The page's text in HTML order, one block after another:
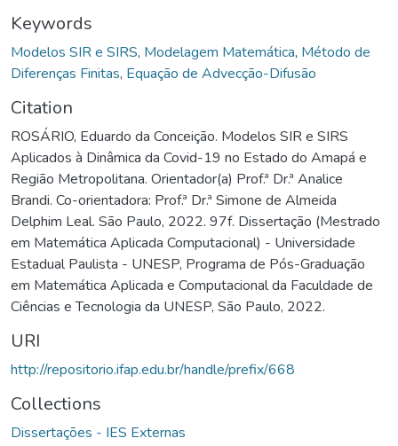
Keywords
Modelos SIR e SIRS, Modelagem Matemática, Método de
Diferenças Finitas, Equação de Advecção-Difusão
Citation
ROSÁRIO, Eduardo da Conceição. Modelos SIR e SIRS
Aplicados à Dinâmica da Covid-19 no Estado do Amapá e
Região Metropolitana. Orientador(a) Prof.ª Dr.ª Analice
Brandi. Co-orientadora: Prof.ª Dr.ª Simone de Almeida
Delphim Leal. São Paulo, 2022. 97f. Dissertação (Mestrado
em Matemática Aplicada Computacional) - Universidade
Estadual Paulista - UNESP, Programa de Pós-Graduação
em Matemática Aplicada e Computacional da Faculdade de
Ciências e Tecnologia da UNESP, São Paulo, 2022.
URI
http://repositorio.ifap.edu.br/handle/prefix/668
Collections
Dissertações - IES Externas